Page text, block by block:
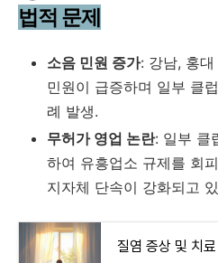
법적 문제
소음 민원 증가: 강남, 홍
민원이 급증하며 일부 클
례 발생.
무허가 영업 논란: 일부 클
하여 유흥업소 규제를 회
지자체 단속이 강화되고
질염 증상 및 치